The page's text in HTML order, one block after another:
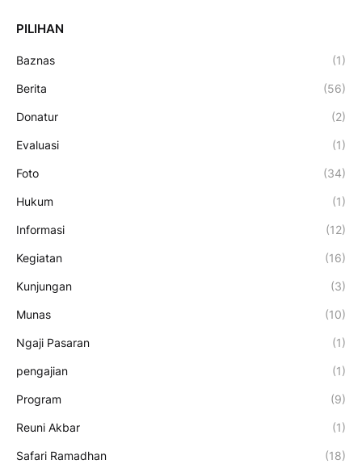
PILIHAN
Baznas (1)
Berita (56)
Donatur (2)
Evaluasi (1)
Foto (34)
Hukum (1)
Informasi (12)
Kegiatan (16)
Kunjungan (3)
Munas (10)
Ngaji Pasaran (1)
pengajian (1)
Program (9)
Reuni Akbar (1)
Safari Ramadhan (18)